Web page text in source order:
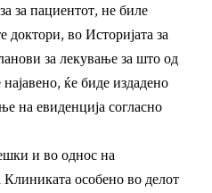
за пациентот, не биле
во Историјата за
за лекување за што од
ќе биде издадено
на евиденција согласно
и во однос на
Клиниката особено во делот